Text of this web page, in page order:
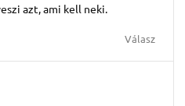
azt, ami kell neki.
Válasz